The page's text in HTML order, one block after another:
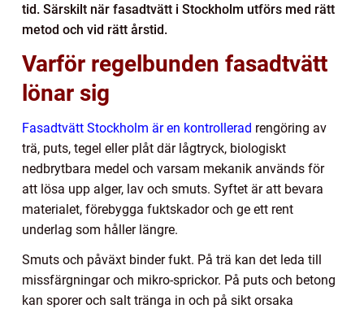
tid. Särskilt när fasadtvätt i Stockholm utförs med rätt
metod och vid rätt årstid.
Varför regelbunden fasadtvätt
lönar sig
Fasadtvätt Stockholm är en kontrollerad rengöring av
trä, puts, tegel eller plåt där lågtryck, biologiskt
nedbrytbara medel och varsam mekanik används för
att lösa upp alger, lav och smuts. Syftet är att bevara
materialet, förebygga fuktskador och ge ett rent
underlag som håller längre.
Smuts och påväxt binder fukt. På trä kan det leda till
missfärgningar och mikro-sprickor. På puts och betong
kan sporer och salt tränga in och på sikt orsaka